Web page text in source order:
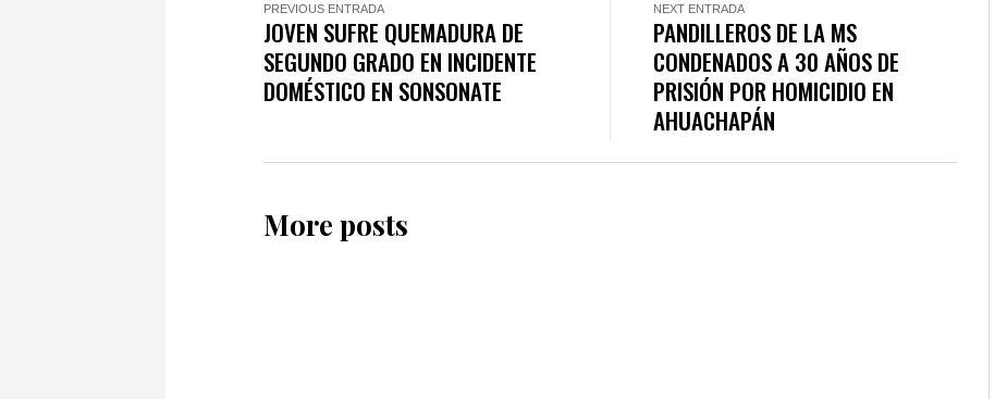
PREVIOUS ENTRADA
JOVEN SUFRE QUEMADURA DE
SEGUNDO GRADO EN INCIDENTE
DOMÉSTICO EN SONSONATE
NEXT ENTRADA
PANDILLEROS DE LA MS
CONDENADOS A 30 AÑOS DE
PRISIÓN POR HOMICIDIO EN
AHUACHAPÁN
More posts